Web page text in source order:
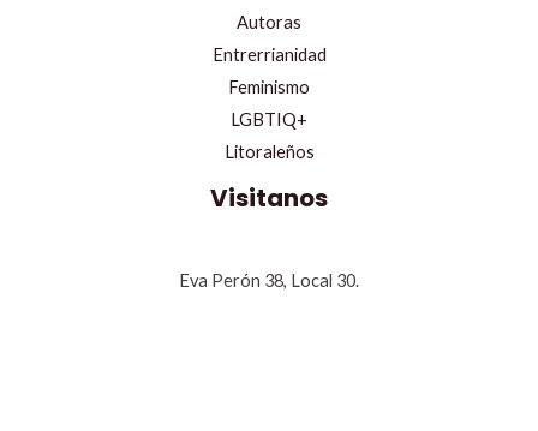
Autoras
Entrerrianidad
Feminismo
LGBTIQ+
Litoraleños
Visitanos
Eva Perón 38, Local 30.